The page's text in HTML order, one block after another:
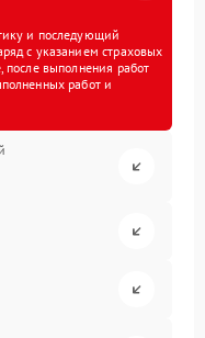
и последующий
с указанием страховых
после выполнения работ
работ и